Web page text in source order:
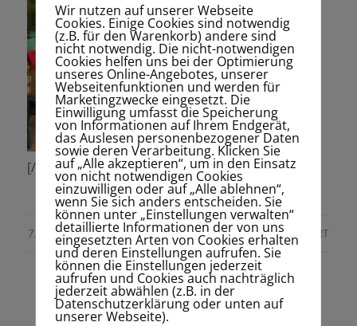
[/av_textblock]
7. NOVEMBER 2023
/ 0 KOMMENTARE
/ VONSPORTWART
ALLGEMEIN
Wir nutzen auf unserer Webseite
Cookies. Einige Cookies sind notwendig
(z.B. für den Warenkorb) andere sind
nicht notwendig. Die nicht-notwendigen
Cookies helfen uns bei der Optimierung
unseres Online-Angebotes, unserer
Webseitenfunktionen und werden für
Marketingzwecke eingesetzt. Die
Einwilligung umfasst die Speicherung
von Informationen auf Ihrem Endgerät,
das Auslesen personenbezogener Daten
sowie deren Verarbeitung. Klicken Sie
auf „Alle akzeptieren“, um in den Einsatz
von nicht notwendigen Cookies
einzuwilligen oder auf „Alle ablehnen“,
wenn Sie sich anders entscheiden. Sie
können unter „Einstellungen verwalten“
detaillierte Informationen der von uns
eingesetzten Arten von Cookies erhalten
und deren Einstellungen aufrufen. Sie
können die Einstellungen jederzeit
aufrufen und Cookies auch nachträglich
jederzeit abwählen (z.B. in der
Datenschutzerklärung oder unten auf
unserer Webseite).